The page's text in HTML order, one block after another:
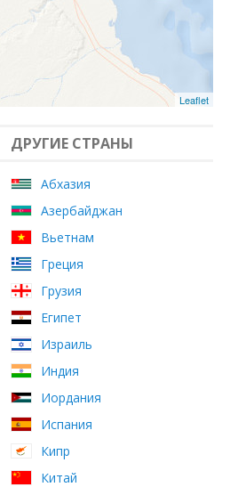
Leaflet
ДРУГИЕ СТРАНЫ
Абхазия
Азербайджан
Вьетнам
Греция
Грузия
Египет
Израиль
Индия
Иордания
Испания
Кипр
Китай